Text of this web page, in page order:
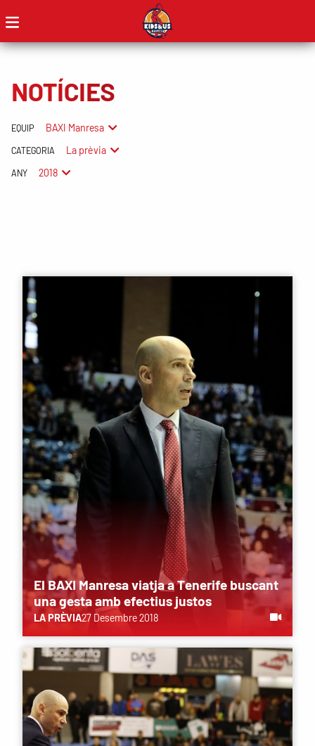
NOTÍCIES
EQUIP BAXI Manresa
CATEGORIA La prèvia
ANY 2018
El BAXI Manresa viatja a Tenerife buscant
una gesta amb efectius justos
LA PRÈVIA27 Desembre 2018